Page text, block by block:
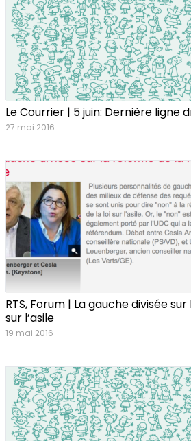
Le Courrier | 5 juin: Dernière ligne
27 mai 2016
RTS, Forum | La gauche divisée
sur l’asile
19 mai 2016